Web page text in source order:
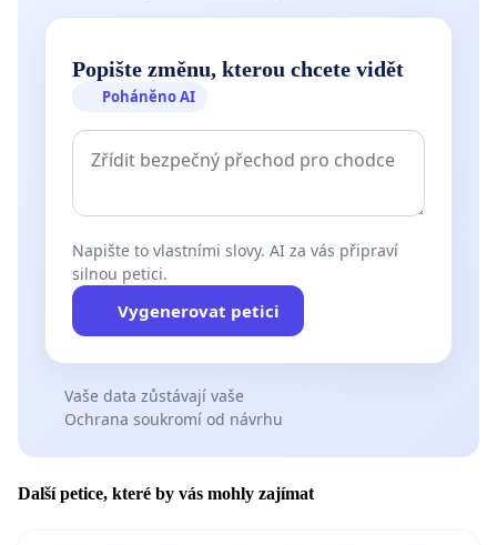
Popište změnu, kterou chcete vidět
Poháněno AI
Napište to vlastními slovy. AI za vás připraví
silnou petici.
Vygenerovat petici
Vaše data zůstávají vaše
Ochrana soukromí od návrhu
Další petice, které by vás mohly zajímat